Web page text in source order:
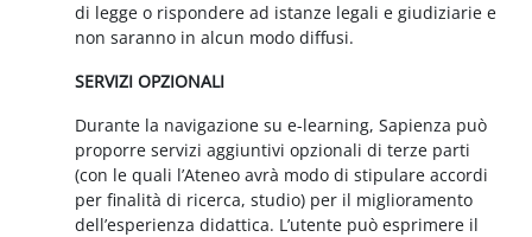
di legge o rispondere ad istanze legali e giudiziarie e
non saranno in alcun modo diffusi.
SERVIZI OPZIONALI
Durante la navigazione su e-learning, Sapienza può
proporre servizi aggiuntivi opzionali di terze parti
(con le quali l’Ateneo avrà modo di stipulare accordi
per finalità di ricerca, studio) per il miglioramento
dell’esperienza didattica. L’utente può esprimere il